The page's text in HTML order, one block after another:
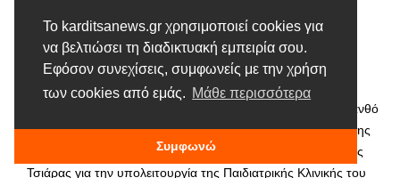
Το karditsanews.gr χρησιμοποιεί cookies για
να βελτιώσει τη διαδικτυακή εμπειρία σου.
Εφόσον συνεχίσεις, συμφωνείς με την χρήση
των cookies από εμάς. Μάθε περισσότερα
Συμφωνώ
Επίκαιρη Ερώτηση Κ. Τσιάρα για την
Παιδιατρική Κλινική
3 ΙΟΥΛΊΟΥ, 2018
Επίκαιρη Ερώτηση προς τον Υπουργό Υγείας κ. Ανδρέα Ξανθό
κατέθεσε ο Βουλευτής Καρδίτσας και Γενικός Γραμματέας της
Κοινοβουλευτικής Ομάδας της Νέας Δημοκρατίας κ. Κώστας
Τσιάρας για την υπολειτουργία της Παιδιατρικής Κλινικής του